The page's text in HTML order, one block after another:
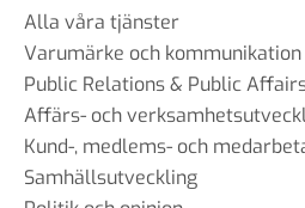
Alla våra tjänster
Varumärke och kommunikation
Public Relations & Public
Affärs- och
Kund-, medlems- och
Samhällsutveckling